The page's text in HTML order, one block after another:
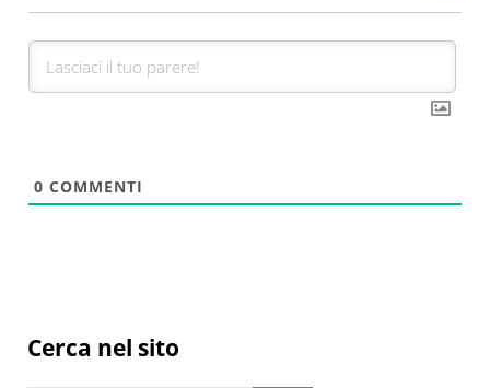
0 COMMENTI
Sidebar
Cerca nel sito